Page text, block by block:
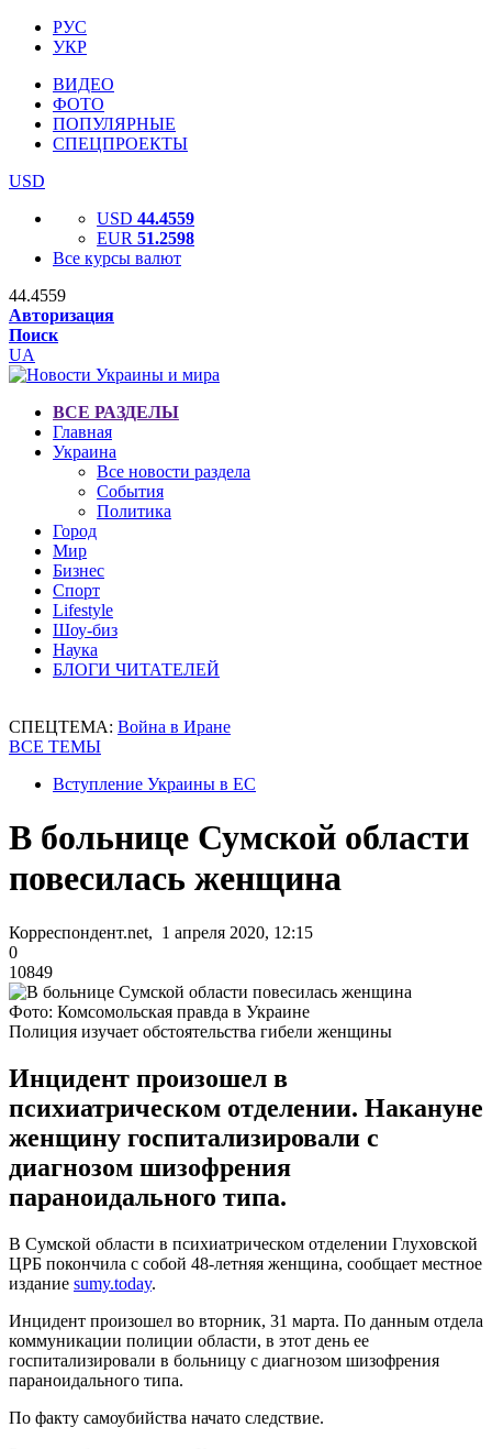
РУС
УКР
ВИДЕО
ФОТО
ПОПУЛЯРНЫЕ
СПЕЦПРОЕКТЫ
USD
USD 44.4559
EUR 51.2598
Все курсы валют
44.4559
Авторизация
Поиск
UA
ВСЕ РАЗДЕЛЫ
Главная
Украина
Все новости раздела
События
Политика
Город
Мир
Бизнес
Спорт
Lifestyle
Шоу-биз
Наука
БЛОГИ ЧИТАТЕЛЕЙ
СПЕЦТЕМА: Война в Иране
ВСЕ ТЕМЫ
Вступление Украины в ЕС
В больнице Сумской области
повесилась женщина
Корреспондент.net, 1 апреля 2020, 12:15
0
10849
Фото: Комсомольская правда в Украине
Полиция изучает обстоятельства гибели женщины
Инцидент произошел в
психиатрическом отделении. Накануне
женщину госпитализировали с
диагнозом шизофрения
параноидального типа.
В Сумской области в психиатрическом отделении Глуховской
ЦРБ покончила с собой 48-летняя женщина, сообщает местное
издание sumy.today.
Инцидент произошел во вторник, 31 марта. По данным отдела
коммуникации полиции области, в этот день ее
госпитализировали в больницу с диагнозом шизофрения
параноидального типа.
По факту самоубийства начато следствие.